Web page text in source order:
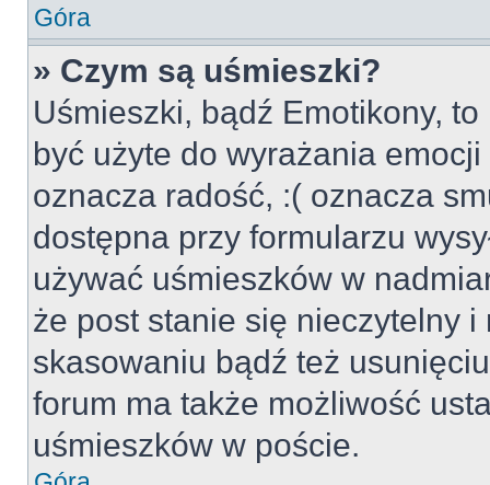
Góra
» Czym są uśmieszki?
Uśmieszki, bądź Emotikony,
być użyte do wyrażania
oznacza radość, :( oznacza
dostępna przy formularzu
używać uśmieszków w
że post stanie się nieczytelny
skasowaniu bądź też
forum ma także możliwość
uśmieszków w poście.